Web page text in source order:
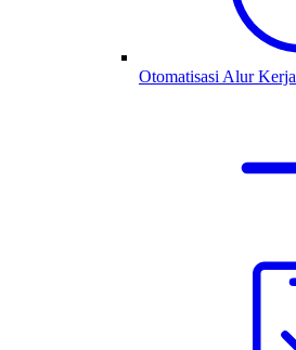
Otomatisasi Alur Kerja